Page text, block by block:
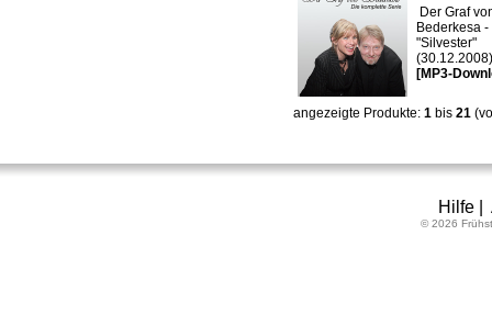
Der Graf
Bederkesa -
"Silvester"
(30.12.2008)
[MP3-
angezeigte Produkte: 1 bis 21
Hilfe
© 2026